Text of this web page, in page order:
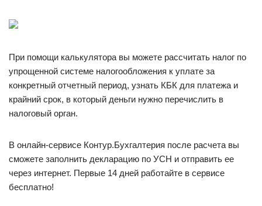
При помощи калькулятора вы можете рассчитать налог по
упрощенной системе налогообложения к уплате за
конкретный отчетный период, узнать КБК для платежа и
крайний срок, в который деньги нужно перечислить в
налоговый орган.
В онлайн-сервисе Контур.Бухгалтерия после расчета вы
сможете заполнить декларацию по УСН и отправить ее
через интернет. Первые 14 дней работайте в сервисе
бесплатно!